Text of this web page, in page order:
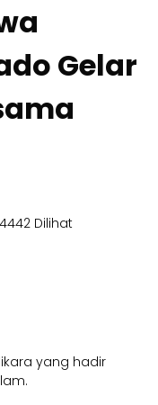
Gelar
442 Dilihat
yang hadir